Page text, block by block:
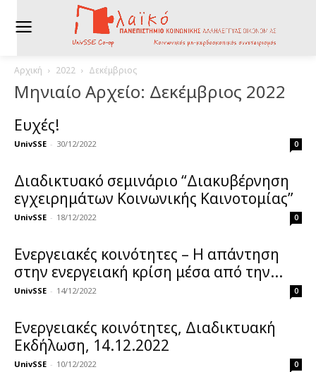
Αρχική 2022 Δεκέμβριος
Μηνιαίο Αρχείο: Δεκέμβριος 2022
Ευχές!
UnivSSE - 30/12/2022 0
Διαδικτυακό σεμινάριο “Διακυβέρνηση
εγχειρημάτων Κοινωνικής Καινοτομίας”
UnivSSE - 18/12/2022 0
Ενεργειακές κοινότητες – Η απάντηση
στην ενεργειακή κρίση μέσα από την...
UnivSSE - 14/12/2022 0
Ενεργειακές κοινότητες, Διαδικτυακή
Εκδήλωση, 14.12.2022
UnivSSE - 10/12/2022 0